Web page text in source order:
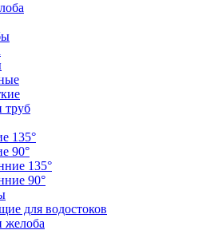
труб
135°
90°
135°
90°
для водостоков
желоба